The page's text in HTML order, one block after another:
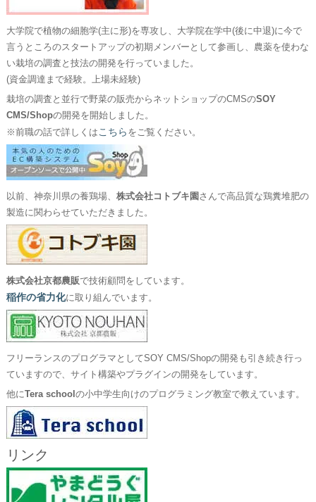
大学院で植物の細胞学(主に形)を専攻し、大学院在学中(後に中退)に今で
言うところのスタートアップの初期メンバーとして参画し、農薬を使わな
い栽培の調査と技法の開発を行っていました。
(資金調達まで経験。上場未経験)
栽培の調査と並行で野菜の販売からネットショップのCMSのSOY
CMS/Shopの開発を開始しました。
※前職の話で詳しくはこちら をご覧ください。
以前、神奈川県の養鶏場、 株式会社コトブキ園 さんで高品質な鶏糞堆肥の
製造に関わらせていただきました。
株式会社京都農販で技術顧問をしています。
稲作の省力化に取り組んでいます。
フリーランスのプログラマとしてSOY CMS/Shopの開発も引き続き行っ
ていますので、サイト構築やプラグインの開発をしています。
他にTera school の小中学生向けのプログラミング教室で教えています。
リンク